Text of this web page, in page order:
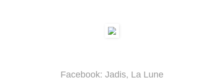
Facebook: Jadis, La Lune